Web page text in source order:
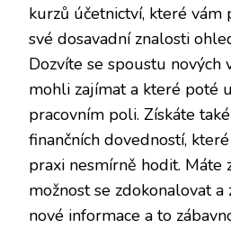
kurzů účetnictví, které vám
své dosavadní znalosti
Dozvíte se spoustu nových
mohli zajímat a které poté
pracovním poli. Získáte
finančních dovedností,
praxi nesmírně hodit. Máte
možnost se zdokonalovat a
nové informace a to